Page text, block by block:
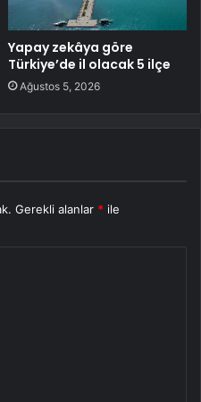
Yapay zekâya göre
Türkiye’de il olacak 5 ilçe
Ağustos 5, 2026
Gerekli alanlar * ile